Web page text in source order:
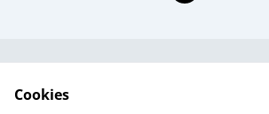
Cookies